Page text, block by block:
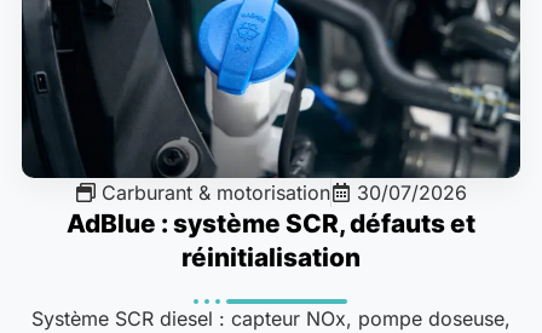
Carburant & motorisation 30/07/2026
AdBlue : système SCR, défauts et
réinitialisation
Système SCR diesel : capteur NOx, pompe doseuse,